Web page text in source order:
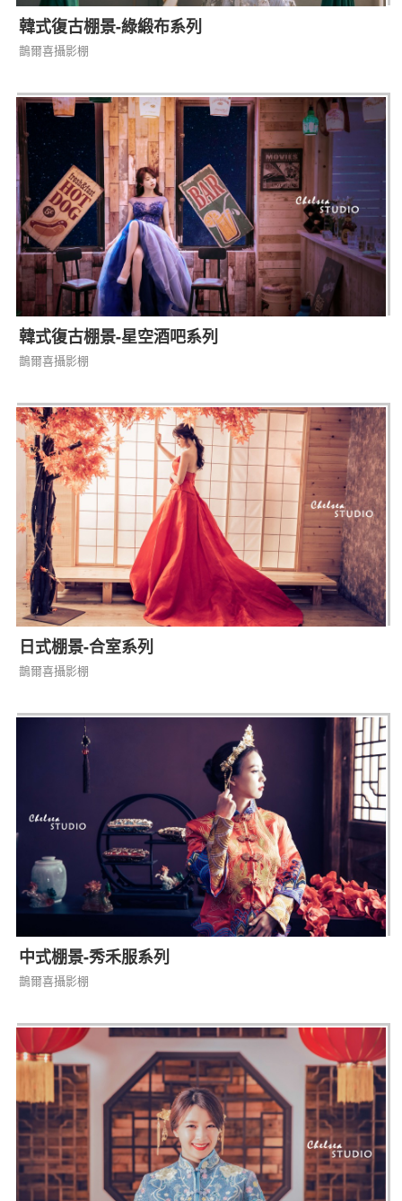
韓式復古棚景-綠緞布系列
鵲爾喜攝影棚
韓式復古棚景-星空酒吧系列
鵲爾喜攝影棚
日式棚景-合室系列
鵲爾喜攝影棚
中式棚景-秀禾服系列
鵲爾喜攝影棚